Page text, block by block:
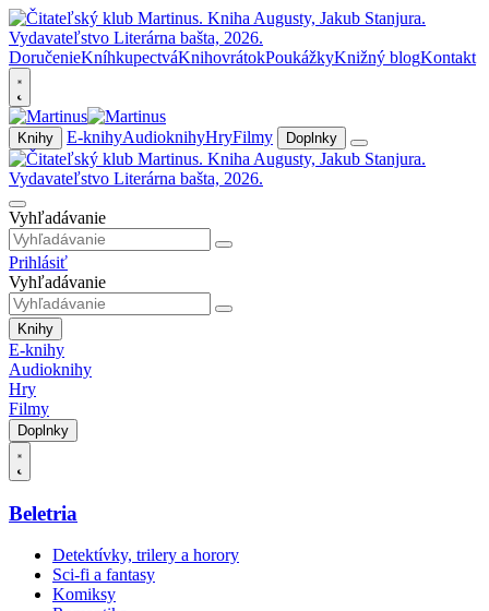
DoručenieKníhkupectváKnihovrátokPoukážkyKnižný blogKontakt
Knihy E-knihyAudioknihyHryFilmy Doplnky
Vyhľadávanie
Prihlásiť
Vyhľadávanie
Knihy
E-knihy
Audioknihy
Hry
Filmy
Doplnky
Beletria
Detektívky, trilery a horory
Sci-fi a fantasy
Komiksy